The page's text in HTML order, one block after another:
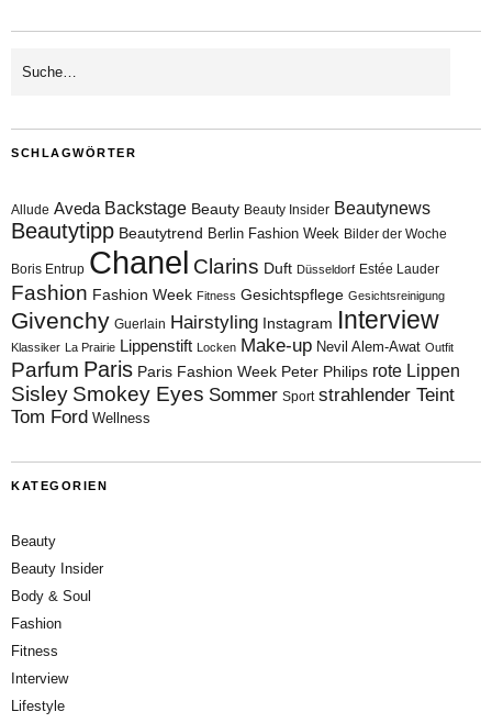
SCHLAGWÖRTER
Allude Aveda Backstage Beauty Beauty Insider Beautynews
Beautytipp Beautytrend Berlin Fashion Week Bilder der Woche
Boris Entrup Chanel Clarins Duft Düsseldorf Estée Lauder
Fashion Fashion Week Fitness Gesichtspflege Gesichtsreinigung
Givenchy Guerlain Hairstyling Instagram Interview
Klassiker La Prairie Lippenstift Locken Make-up Nevil Alem-Awat Outfit
Parfum Paris Paris Fashion Week Peter Philips rote Lippen
Sisley Smokey Eyes Sommer Sport strahlender Teint
Tom Ford Wellness
KATEGORIEN
Beauty
Beauty Insider
Body & Soul
Fashion
Fitness
Interview
Lifestyle